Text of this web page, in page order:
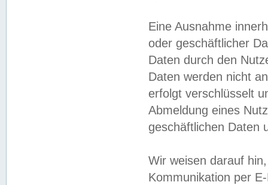
Eine Ausnahme
oder geschäftlicher
Daten durch den
Daten werden nicht
erfolgt verschlüsselt
Abmeldung eines
geschäftlichen Daten
Wir weisen darauf
Kommunikation per